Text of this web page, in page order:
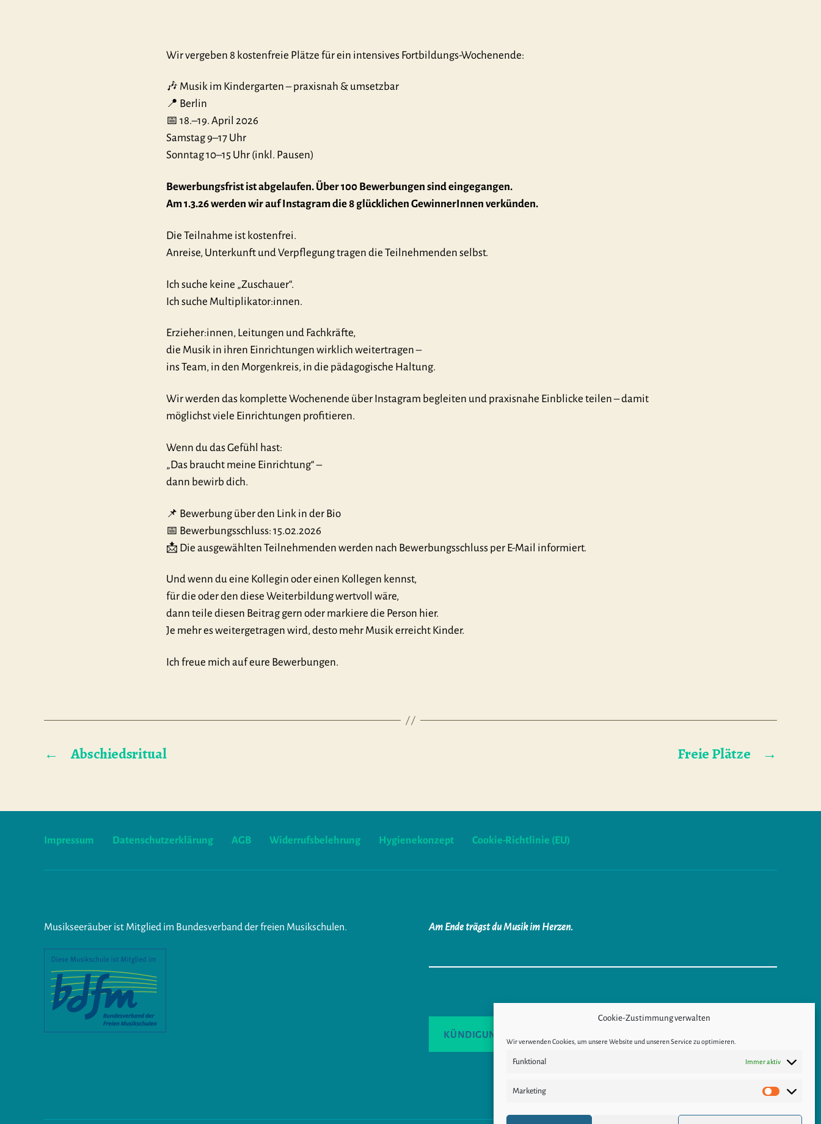
Cookie-Zustimmung verwalten
Wir verwenden Cookies, um unsere Website und unseren Service zu optimieren.
Funktional Immer aktiv
Marketing
Marketing
Wir vergeben 8 kostenfreie Plätze für ein intensives Fortbildungs-Wochenende:
🎶 Musik im Kindergarten – praxisnah & umsetzbar
📍 Berlin
📅 18.–19. April 2026
Samstag 9–17 Uhr
Sonntag 10–15 Uhr (inkl. Pausen)
Bewerbungsfrist ist abgelaufen. Über 100 Bewerbungen sind eingegangen.
Am 1.3.26 werden wir auf Instagram die 8 glücklichen GewinnerInnen verkünden.
Die Teilnahme ist kostenfrei.
Anreise, Unterkunft und Verpflegung tragen die Teilnehmenden selbst.
Ich suche keine „Zuschauer“.
Ich suche Multiplikator:innen.
Erzieher:innen, Leitungen und Fachkräfte,
die Musik in ihren Einrichtungen wirklich weitertragen –
ins Team, in den Morgenkreis, in die pädagogische Haltung.
Wir werden das komplette Wochenende über Instagram begleiten und praxisnahe Einblicke teilen – damit
möglichst viele Einrichtungen profitieren.
Wenn du das Gefühl hast:
„Das braucht meine Einrichtung“ –
dann bewirb dich.
📌 Bewerbung über den Link in der Bio
📅 Bewerbungsschluss: 15.02.2026
📩 Die ausgewählten Teilnehmenden werden nach Bewerbungsschluss per E-Mail informiert.
Und wenn du eine Kollegin oder einen Kollegen kennst,
für die oder den diese Weiterbildung wertvoll wäre,
dann teile diesen Beitrag gern oder markiere die Person hier.
Je mehr es weitergetragen wird, desto mehr Musik erreicht Kinder.
Ich freue mich auf eure Bewerbungen.
← Abschiedsritual →
Freie Plätze
Impressum Datenschutzerklärung AGB Widerrufsbelehrung Hygienekonzept Cookie-Richtlinie (EU)
Musikseeräuber ist Mitglied im Bundesverband der freien Musikschulen. Am Ende trägst du Musik im Herzen.
KÜNDIGUNG